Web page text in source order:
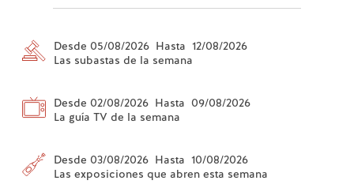
Desde 05/08/2026 Hasta 12/08/2026
Las subastas de la semana
Desde 02/08/2026 Hasta 09/08/2026
La guía TV de la semana
Desde 03/08/2026 Hasta 10/08/2026
Las exposiciones que abren esta semana